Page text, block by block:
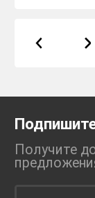
Получите